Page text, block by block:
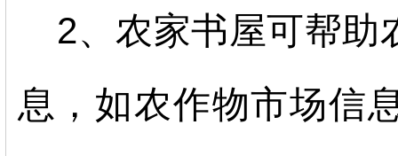
2、农家书屋可帮助
息，如农作物市场信